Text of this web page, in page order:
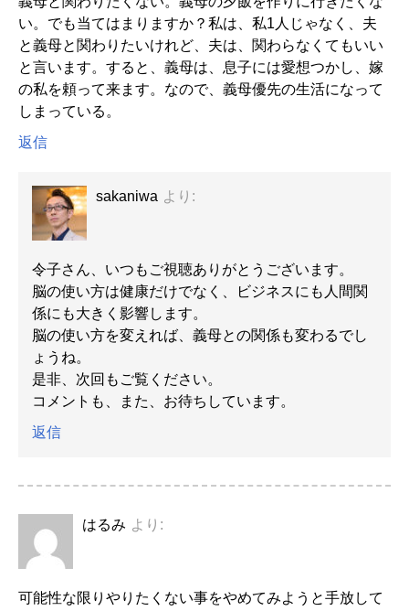
い。でも当てはまりますか？私は、私1人じゃなく、夫
と義母と関わりたいけれど、夫は、関わらなくてもいい
と言います。すると、義母は、息子には愛想つかし、嫁
の私を頼って来ます。なので、義母優先の生活になって
しまっている。
返信
sakaniwa より:
令子さん、いつもご視聴ありがとうございます。
脳の使い方は健康だけでなく、ビジネスにも人間関
係にも大きく影響します。
脳の使い方を変えれば、義母との関係も変わるでし
ょうね。
是非、次回もご覧ください。
コメントも、また、お待ちしています。
返信
はるみ より:
可能性な限りやりたくない事をやめてみようと手放して